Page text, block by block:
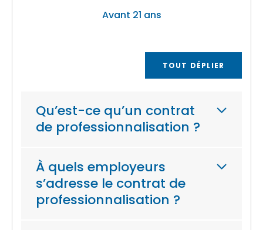
Avant 21 ans
TOUT DÉPLIER
Qu’est-ce qu’un contrat
de professionnalisation ?
À quels employeurs
s’adresse le contrat de
professionnalisation ?